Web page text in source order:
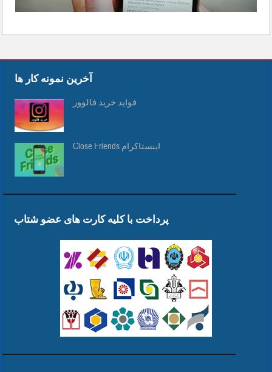
آخرین نمونه کار ها
فواید خرید فالوور
Close Friends اینستاگرام
پرداخت با کلیه کارت های عضو شتاب